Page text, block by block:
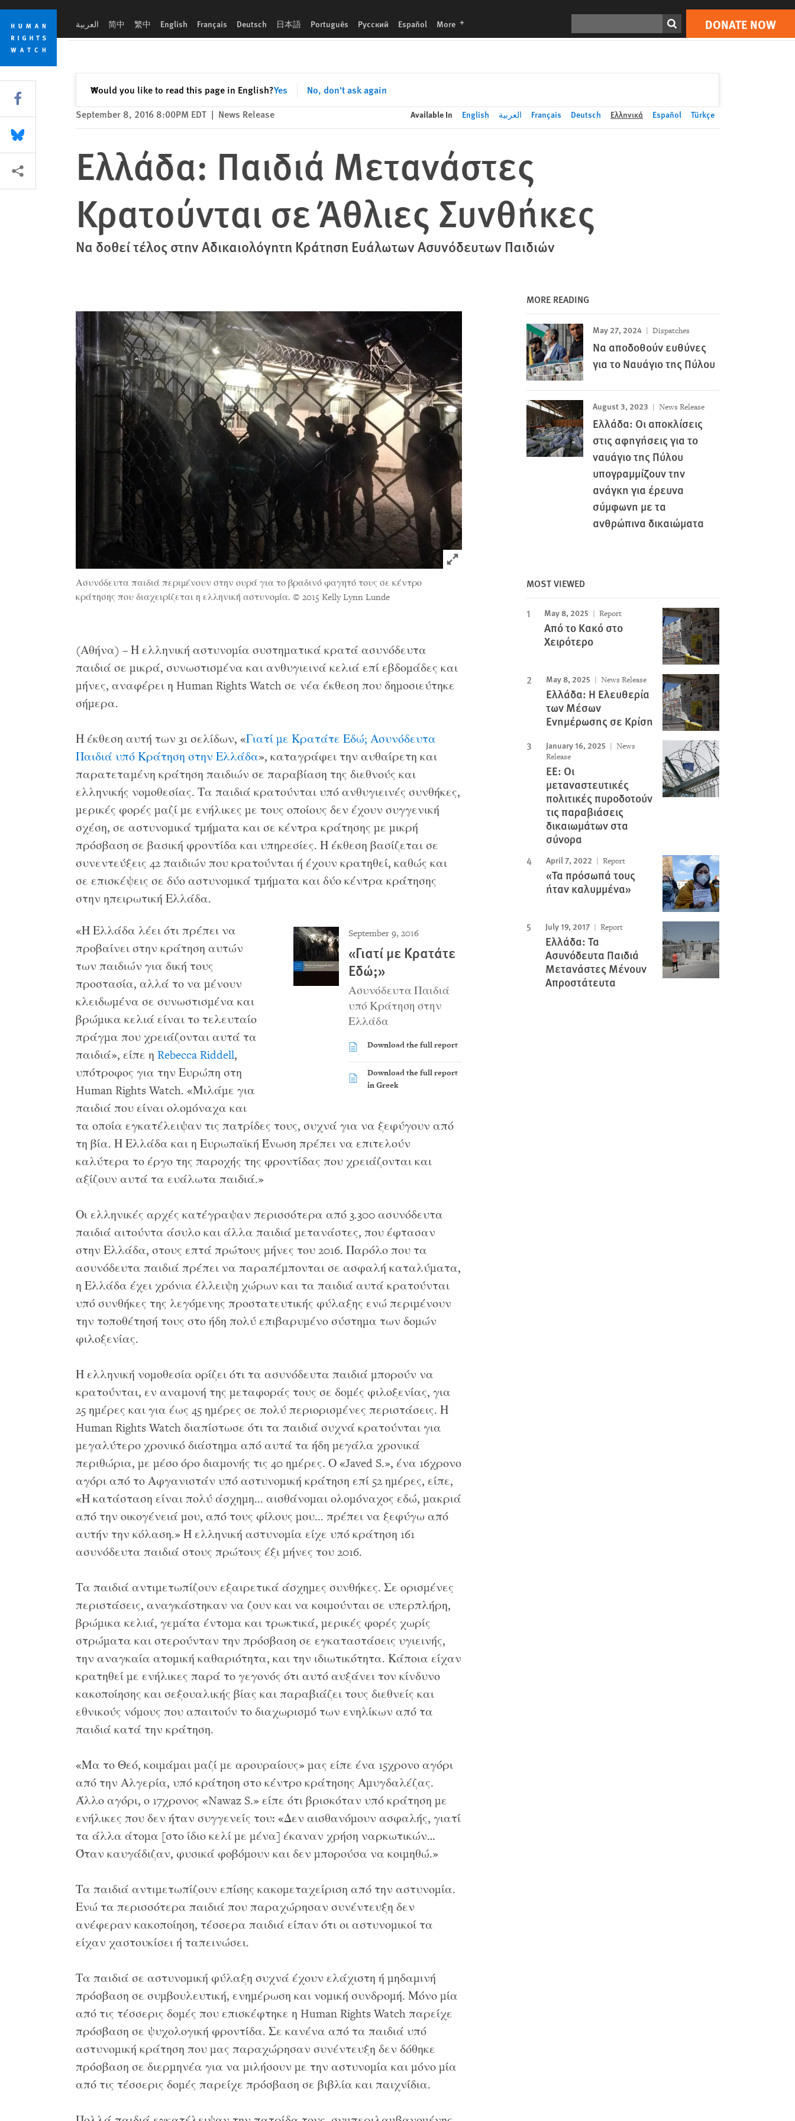
Skip
cookie
privacy
notice
Skip
main
content
العربية 简中 繁中 English Français Deutsch 日本語 Português Русский Español More languages DONATE NOW
Would you like to read this page in English?Yes No, don't ask again
✕Close
Print DONATE NOW
September 8, 2016 8:00PM EDT | News Release Available In English العربية Français Deutsch Ελληνικά Español Türkçe
Ελλάδα: Παιδιά Μετανάστες
Κρατούνται σε Άθλιες Συνθήκες
Να δοθεί τέλος στην Αδικαιολόγητη Κράτηση Ευάλωτων Ασυνόδευτων Παιδιών
Click to expand Image
Ασυνόδευτα παιδιά περιμένουν στην ουρά για το βραδινό φαγητό τους σε κέντρο
κράτησης που διαχειρίζεται η ελληνική αστυνομία. © 2015 Kelly Lynn Lunde
(Αθήνα) – Η ελληνική αστυνομία συστηματικά κρατά ασυνόδευτα
παιδιά σε μικρά, συνωστισμένα και ανθυγιεινά κελιά επί εβδομάδες και
μήνες, αναφέρει η Human Rights Watch σε νέα έκθεση που δημοσιεύτηκε
σήμερα.
Η έκθεση αυτή των 31 σελίδων, «Γιατί με Κρατάτε Εδώ; Ασυνόδευτα
Παιδιά υπό Κράτηση στην Ελλάδα», καταγράφει την αυθαίρετη και
παρατεταμένη κράτηση παιδιών σε παραβίαση της διεθνούς και
ελληνικής νομοθεσίας. Τα παιδιά κρατούνται υπό ανθυγιεινές συνθήκες,
μερικές φορές μαζί με ενήλικες με τους οποίους δεν έχουν συγγενική
σχέση, σε αστυνομικά τμήματα και σε κέντρα κράτησης με μικρή
πρόσβαση σε βασική φροντίδα και υπηρεσίες. Η έκθεση βασίζεται σε
συνεντεύξεις 42 παιδιών που κρατούνται ή έχουν κρατηθεί, καθώς και
σε επισκέψεις σε δύο αστυνομικά τμήματα και δύο κέντρα κράτησης
στην ηπειρωτική Ελλάδα.
September 9, 2016
«Γιατί με Κρατάτε
Εδώ;»
Ασυνόδευτα Παιδιά
υπό Κράτηση στην
Ελλάδα
Download the full report
Download the full report
in Greek
«Η Ελλάδα λέει ότι πρέπει να
προβαίνει στην κράτηση αυτών
των παιδιών για δική τους
προστασία, αλλά το να μένουν
κλειδωμένα σε συνωστισμένα και
βρώμικα κελιά είναι το τελευταίο
πράγμα που χρειάζονται αυτά τα
παιδιά», είπε η Rebecca Riddell,
υπότροφος για την Ευρώπη στη
Human Rights Watch. «Μιλάμε για
παιδιά που είναι ολομόναχα και
τα οποία εγκατέλειψαν τις πατρίδες τους, συχνά για να ξεφύγουν από
τη βία. Η Ελλάδα και η Ευρωπαϊκή Ένωση πρέπει να επιτελούν
καλύτερα το έργο της παροχής της φροντίδας που χρειάζονται και
αξίζουν αυτά τα ευάλωτα παιδιά.»
Οι ελληνικές αρχές κατέγραψαν περισσότερα από 3.300 ασυνόδευτα
παιδιά αιτούντα άσυλο και άλλα παιδιά μετανάστες, που έφτασαν
στην Ελλάδα, στους επτά πρώτους μήνες του 2016. Παρόλο που τα
ασυνόδευτα παιδιά πρέπει να παραπέμπονται σε ασφαλή καταλύματα,
η Ελλάδα έχει χρόνια έλλειψη χώρων και τα παιδιά αυτά κρατούνται
υπό συνθήκες της λεγόμενης προστατευτικής φύλαξης ενώ περιμένουν
την τοποθέτησή τους στο ήδη πολύ επιβαρυμένο σύστημα των δομών
φιλοξενίας.
Η ελληνική νομοθεσία ορίζει ότι τα ασυνόδευτα παιδιά μπορούν να
κρατούνται, εν αναμονή της μεταφοράς τους σε δομές φιλοξενίας, για
25 ημέρες και για έως 45 ημέρες σε πολύ περιορισμένες περιστάσεις. Η
Human Rights Watch διαπίστωσε ότι τα παιδιά συχνά κρατούνται για
μεγαλύτερο χρονικό διάστημα από αυτά τα ήδη μεγάλα χρονικά
περιθώρια, με μέσο όρο διαμονής τις 40 ημέρες. Ο «Javed S.», ένα 16χρονο
αγόρι από το Αφγανιστάν υπό αστυνομική κράτηση επί 52 ημέρες, είπε,
«Η κατάσταση είναι πολύ άσχημη... αισθάνομαι ολομόναχος εδώ, μακριά
από την οικογένειά μου, από τους φίλους μου... πρέπει να ξεφύγω από
αυτήν την κόλαση.» Η ελληνική αστυνομία είχε υπό κράτηση 161
ασυνόδευτα παιδιά στους πρώτους έξι μήνες του 2016.
Τα παιδιά αντιμετωπίζουν εξαιρετικά άσχημες συνθήκες. Σε ορισμένες
περιστάσεις, αναγκάστηκαν να ζουν και να κοιμούνται σε υπερπλήρη,
βρώμικα κελιά, γεμάτα έντομα και τρωκτικά, μερικές φορές χωρίς
στρώματα και στερούνταν την πρόσβαση σε εγκαταστάσεις υγιεινής,
την αναγκαία ατομική καθαριότητα, και την ιδιωτικότητα. Κάποια είχαν
κρατηθεί με ενήλικες παρά το γεγονός ότι αυτό αυξάνει τον κίνδυνο
κακοποίησης και σεξουαλικής βίας και παραβιάζει τους διεθνείς και
εθνικούς νόμους που απαιτούν το διαχωρισμό των ενηλίκων από τα
παιδιά κατά την κράτηση.
«Μα το Θεό, κοιμάμαι μαζί με αρουραίους» μας είπε ένα 15χρονο αγόρι
από την Αλγερία, υπό κράτηση στο κέντρο κράτησης Αμυγδαλέζας.
Άλλο αγόρι, ο 17χρονος «Nawaz S.» είπε ότι βρισκόταν υπό κράτηση με
ενήλικες που δεν ήταν συγγενείς του: «Δεν αισθανόμουν ασφαλής, γιατί
τα άλλα άτομα [στο ίδιο κελί με μένα] έκαναν χρήση ναρκωτικών…
Όταν καυγάδιζαν, φυσικά φοβόμουν και δεν μπορούσα να κοιμηθώ.»
Τα παιδιά αντιμετωπίζουν επίσης κακομεταχείριση από την αστυνομία.
Ενώ τα περισσότερα παιδιά που παραχώρησαν συνέντευξη δεν
ανέφεραν κακοποίηση, τέσσερα παιδιά είπαν ότι οι αστυνομικοί τα
είχαν χαστουκίσει ή ταπεινώσει.
Τα παιδιά σε αστυνομική φύλαξη συχνά έχουν ελάχιστη ή μηδαμινή
πρόσβαση σε συμβουλευτική, ενημέρωση και νομική συνδρομή. Μόνο μία
από τις τέσσερις δομές που επισκέφτηκε η Human Rights Watch παρείχε
πρόσβαση σε ψυχολογική φροντίδα. Σε κανένα από τα παιδιά υπό
αστυνομική κράτηση που μας παραχώρησαν συνέντευξη δεν δόθηκε
πρόσβαση σε διερμηνέα για να μιλήσουν με την αστυνομία και μόνο μία
από τις τέσσερις δομές παρείχε πρόσβαση σε βιβλία και παιχνίδια.
MORE READING
May 27, 2024 Dispatches
Να αποδοθούν ευθύνες
για το Ναυάγιο της Πύλου
August 3, 2023 News Release
Ελλάδα: Οι αποκλίσεις
στις αφηγήσεις για το
ναυάγιο της Πύλου
υπογραμμίζουν την
ανάγκη για έρευνα
σύμφωνη με τα
ανθρώπινα δικαιώματα
MOST VIEWED
May 8, 2025 Report
Από το Κακό στο
Χειρότερο
May 8, 2025 News Release
Ελλάδα: Η Ελευθερία
των Μέσων
Ενημέρωσης σε Κρίση
January 16, 2025
News
Release
ΕΕ: Οι
μεταναστευτικές
πολιτικές πυροδοτούν
τις παραβιάσεις
δικαιωμάτων στα
σύνορα
April 7, 2022 Report
«Τα πρόσωπά τους
ήταν καλυμμένα»
July 19, 2017 Report
Ελλάδα: Τα
Ασυνόδευτα Παιδιά
Μετανάστες Μένουν
Απροστάτευτα
Share this via Facebook
Share this via Bluesky
More sharing options